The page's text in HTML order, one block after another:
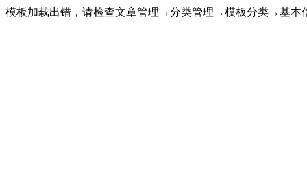
模板加载出错，请检查文章管理→分类管理→模板分类→基本